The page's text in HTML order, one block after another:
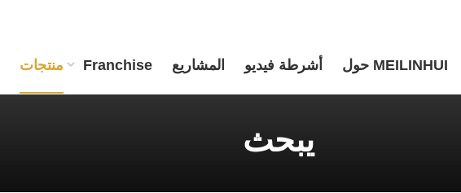
منتجات Franchise المشاريع أشرطة فيديو حول MEILINHUI
يبحث